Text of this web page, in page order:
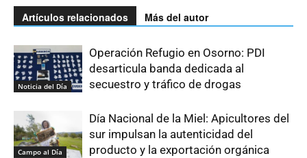
Artículos relacionados Más del autor
Noticia del Día
Operación Refugio en Osorno: PDI
desarticula banda dedicada al
secuestro y tráfico de drogas
Campo al Día
Día Nacional de la Miel: Apicultores del
sur impulsan la autenticidad del
producto y la exportación orgánica